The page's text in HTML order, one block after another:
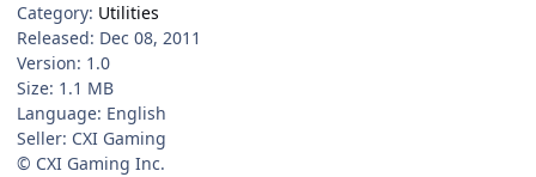
Category: Utilities
Released: Dec 08, 2011
Version: 1.0
Size: 1.1 MB
Language: English
Seller: CXI Gaming
© CXI Gaming Inc.